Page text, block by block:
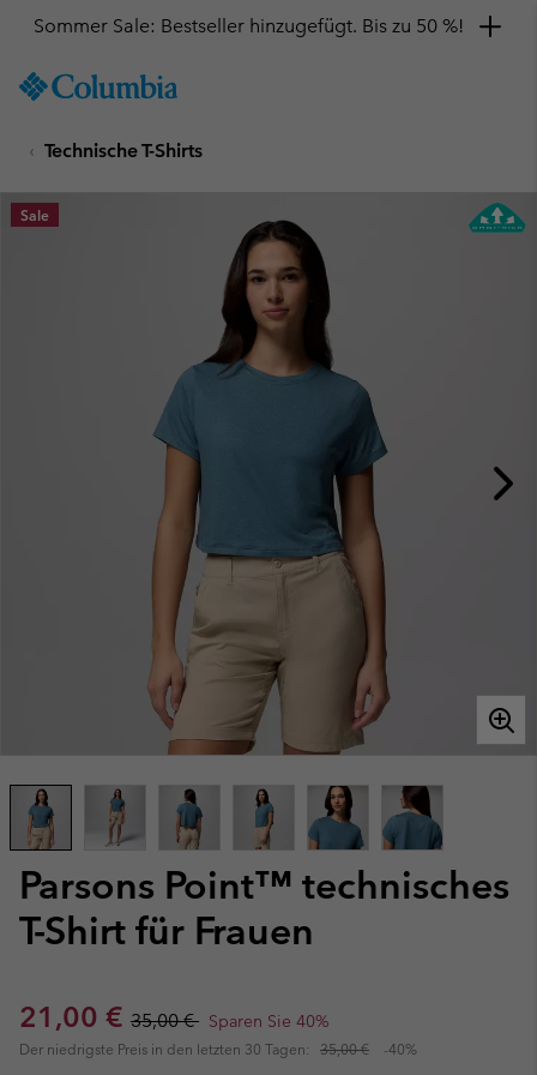
TO
SKIP
MAIN
NAV
Sommer Sale: Bestseller hinzugefügt. Bis zu 50 %!
Technische T-Shirts
Parsons Point™ technisches
T-Shirt für Frauen
Sale price:
21,00 € Regular price:
35,00 € Sparen Sie 40%
Der niedrigste Preis in den letzten 30 Tagen: 35,00 € -40%
Sale